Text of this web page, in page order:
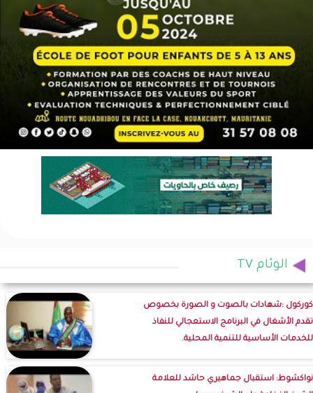
الوئام TV
كوركول :شهادات بالصوت و الصورة بخصوص
تقدم الأشغال في البرنامج الاستعجالي للنفاذ
للخدمات الأساسية للتنمية المحلية.
نواكشوط: استقبال جماهيري حاشد للعلامة